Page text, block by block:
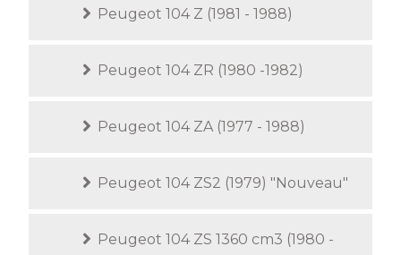
Peugeot 104 Z (1981 - 1988)
Peugeot 104 ZR (1980 -1982)
Peugeot 104 ZA (1977 - 1988)
Peugeot 104 ZS2 (1979) "Nouveau"
Peugeot 104 ZS 1360 cm3 (1980 -